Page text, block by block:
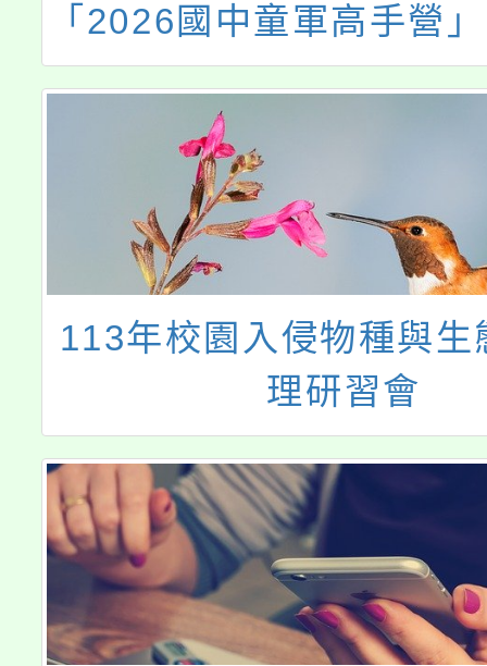
「2026國中童軍高手營
助轉知貴校學生活動資
躍報名參加，請查
113年校園入侵物種與生
理研習會